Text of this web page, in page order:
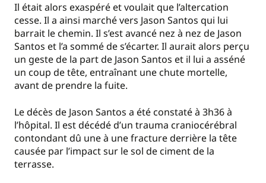
Il était alors exaspéré et voulait que l’altercation
cesse. Il a ainsi marché vers Jason Santos qui lui
barrait le chemin. Il s’est avancé nez à nez de Jason
Santos et l’a sommé de s’écarter. Il aurait alors perçu
un geste de la part de Jason Santos et il lui a asséné
un coup de tête, entraînant une chute mortelle,
avant de prendre la fuite.
Le décès de Jason Santos a été constaté à 3h36 à
l’hôpital. Il est décédé d’un trauma craniocérébral
contondant dû une à une fracture derrière la tête
causée par l’impact sur le sol de ciment de la
terrasse.